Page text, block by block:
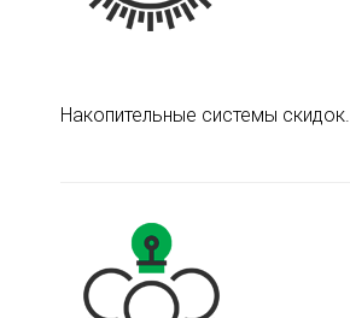
Накопительные системы скидок.